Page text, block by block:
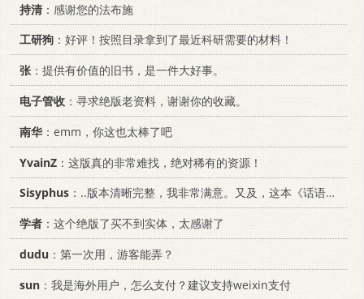
持清 ：感谢您的法布施
工研狗 ：好评！按照目录拿到了最近科研需要的材料！
张：提供有价值的旧书，是一件大好事。
电子管收 ：寻求绝版老资料，谢谢你的收藏。
南华：emm，你这也太棒了吧
YvainZ ：这版真的非常难找，绝对稀有的资源！
Sisyphus ：..版本清晰完整，我非常满意。又及，这本《话语的真相》...
学者 ：这个绝版了买不到实体，太感谢了
dudu ：第一次用，游客能弄？
sun ：我是海外用户，怎么支付？建议支持weixin支付